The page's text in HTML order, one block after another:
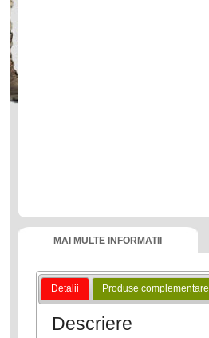
MAI MULTE INFORMATII
Detalii Produse complementare
Descriere